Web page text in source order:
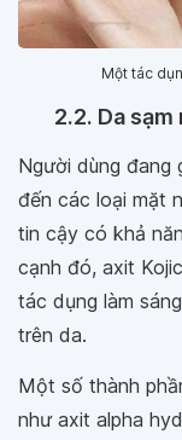
Một tác
2.2. Da sạm
Người dùng đang
đến các loại mặt
tin cậy có khả
cạnh đó, axit
tác dụng làm
trên da.
Một số thành
như axit alpha